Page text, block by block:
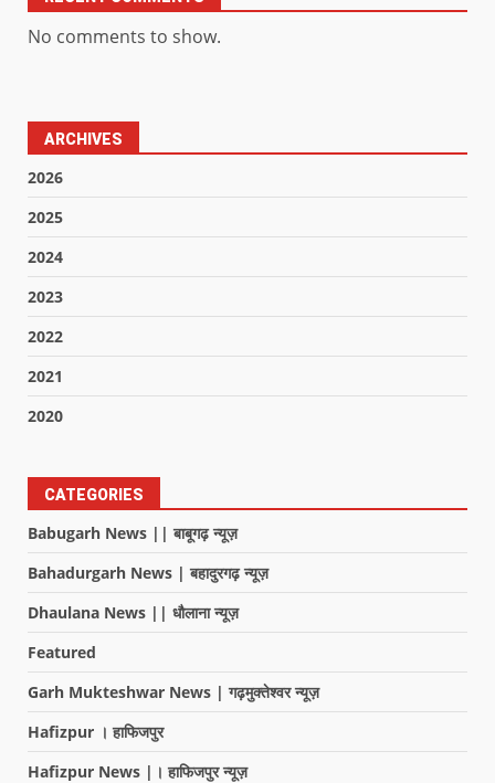
No comments to show.
ARCHIVES
2026
2025
2024
2023
2022
2021
2020
CATEGORIES
Babugarh News || बाबूगढ़ न्यूज़
Bahadurgarh News | बहादुरगढ़ न्यूज़
Dhaulana News || धौलाना न्यूज़
Featured
Garh Mukteshwar News | गढ़मुक्तेश्वर न्यूज़
Hafizpur । हाफिजपुर
Hafizpur News |। हाफिजपुर न्यूज़